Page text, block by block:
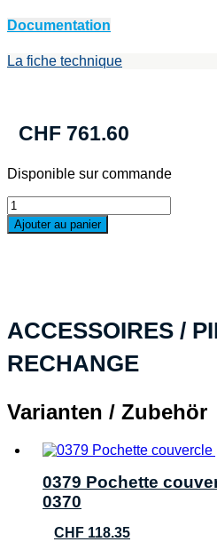
Documentation
La fiche technique
CHF 761.60
Disponible sur commande
quantité
de
Valise
Ajouter au panier
ACCESSOIRES /
RECHANGE
Varianten / Zubehör
0379 Pochette
0370
CHF 118.35